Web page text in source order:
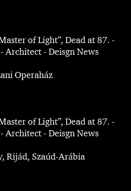
Operaház
Rijád, Szaúd-Arábia